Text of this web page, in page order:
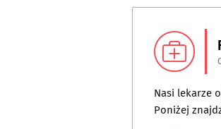
Nasi lekarze
Poniżej